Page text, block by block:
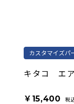
カスタマイズパ
キタコ エ
￥15,400 税